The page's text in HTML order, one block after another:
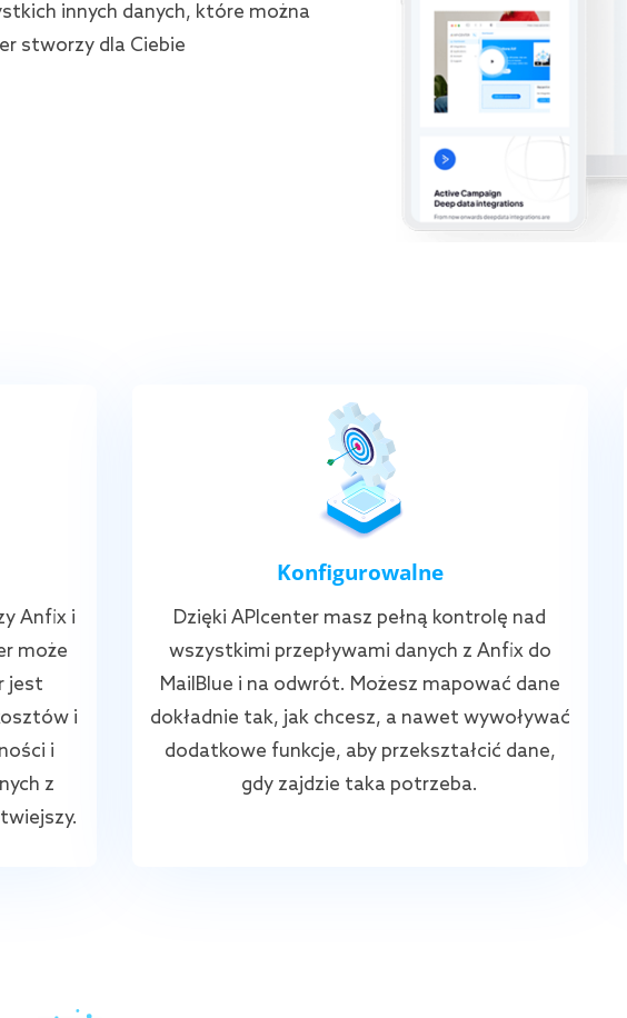
innych danych, które można
stworzy dla Ciebie
Anfix i
może
jest
i
i
z
Konfigurowalne
Dzięki APIcenter masz pełną kontrolę nad
wszystkimi przepływami danych z Anfix do
MailBlue i na odwrót. Możesz mapować dane
dokładnie tak, jak chcesz, a nawet wywoływać
dodatkowe funkcje, aby przekształcić dane,
gdy zajdzie taka potrzeba.